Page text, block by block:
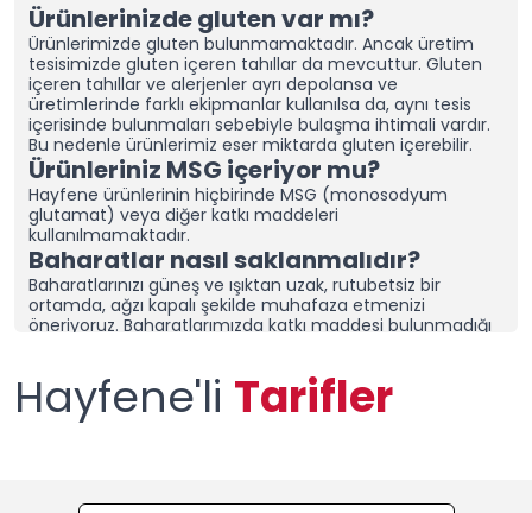
Ürünlerinizde gluten var mı?
Ürünlerimizde gluten bulunmamaktadır. Ancak üretim
tesisimizde gluten içeren tahıllar da mevcuttur. Gluten
içeren tahıllar ve alerjenler ayrı depolansa ve
üretimlerinde farklı ekipmanlar kullanılsa da, aynı tesis
içerisinde bulunmaları sebebiyle bulaşma ihtimali vardır.
Bu nedenle ürünlerimiz eser miktarda gluten içerebilir.
Ürünleriniz MSG içeriyor mu?
Hayfene ürünlerinin hiçbirinde MSG (monosodyum
glutamat) veya diğer katkı maddeleri
kullanılmamaktadır.
Baharatlar nasıl saklanmalıdır?
Baharatlarınızı güneş ve ışıktan uzak, rutubetsiz bir
ortamda, ağzı kapalı şekilde muhafaza etmenizi
öneriyoruz. Baharatlarımızda katkı maddesi bulunmadığı
için ürünlerimizin ağzının kapalı olduğuna emin olun ve
kuru bir alanda saklayın.
Nemli bir bölgede yaşıyorsanız,
baharatlarınızı sakladığınız dolap/çekmeceye “nem alıcı
elinizle tekrar toz haline getirerek kullanabilirsiniz.
Hayfene'li Tarifler